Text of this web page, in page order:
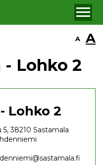
A A
- Lohko 2
Lohko 2
5, 38210 Sastamala